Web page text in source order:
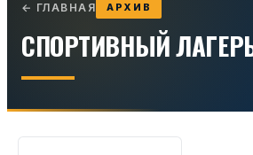
← ГЛАВНАЯ АРХИВ
СПОРТИВНЫЙ